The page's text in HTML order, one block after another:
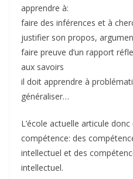
apprendre à:
faire des inférences et à
justifier son propos,
faire preuve d’un rapport
aux savoirs
il doit apprendre à
généraliser…
L’école actuelle articule
compétence: des
intellectuel et des
intellectuel.